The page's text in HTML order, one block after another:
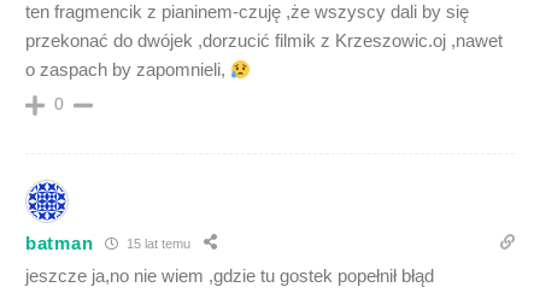
ten fragmencik z pianinem-czuję ,że wszyscy dali by się
przekonać do dwójek ,dorzucić filmik z Krzeszowic.oj ,nawet
o zaspach by zapomnieli,
0
batman 15 lat temu
jeszcze ja,no nie wiem ,gdzie tu gostek popełnił błąd